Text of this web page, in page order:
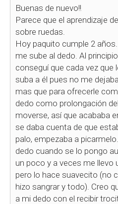
Buenas de nuevo!!
Parece que el aprendizaje
sobre ruedas.
Hoy paquito cumple 2
me sube al dedo. Al
conseguí que cada vez que
suba a él pues no me
mas que para ofrecerle
dedo como prolongación
moverse, así que acababa
se daba cuenta de que
palo, empezaba a
dedo cuando se lo pongo
un poco y a veces me llevo
pero lo hace suavecito (no
hizo sangrar y todo). Creo
a mi dedo con el recibir